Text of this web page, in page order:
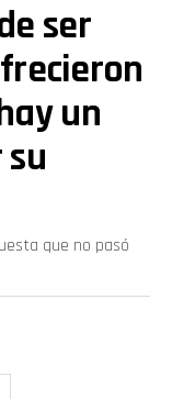
ser
un
que no pasó